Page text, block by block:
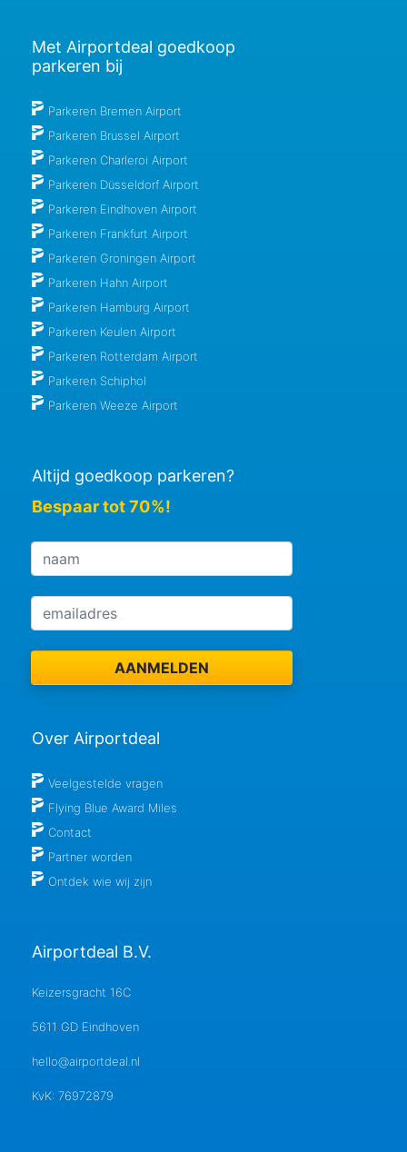
Met Airportdeal goedkoop
parkeren bij
Parkeren Bremen Airport
Parkeren Brussel Airport
Parkeren Charleroi Airport
Parkeren Düsseldorf Airport
Parkeren Eindhoven Airport
Parkeren Frankfurt Airport
Parkeren Groningen Airport
Parkeren Hahn Airport
Parkeren Hamburg Airport
Parkeren Keulen Airport
Parkeren Rotterdam Airport
Parkeren Schiphol
Parkeren Weeze Airport
Altijd goedkoop parkeren?
Bespaar tot 70%!
Over Airportdeal
Veelgestelde vragen
Flying Blue Award Miles
Contact
Partner worden
Ontdek wie wij zijn
Airportdeal B.V.
Keizersgracht 16C
5611 GD Eindhoven
hello@airportdeal.nl
KvK: 76972879